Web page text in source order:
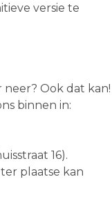
versie te
Ook dat kan!
binnen in:
16).
plaatse kan